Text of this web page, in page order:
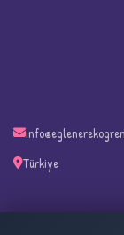
Türkiye